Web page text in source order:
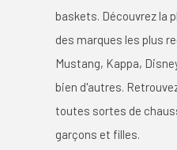
baskets. Découvrez la
des marques les plus
Mustang, Kappa,
bien d'autres.
toutes sortes de
garçons et filles.